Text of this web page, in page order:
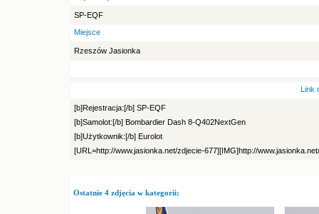
SP-EQF
Miejsce
Rzeszów Jasionka
Link
[b]Rejestracja:[/b] SP-EQF
[b]Samolot:[/b] Bombardier Dash 8-Q402NextGen
[b]Użytkownik:[/b] Eurolot
[URL=http://www.jasionka.net/zdjecie-677][IMG]http://
Ostatnie 4 zdjęcia w kategorii: